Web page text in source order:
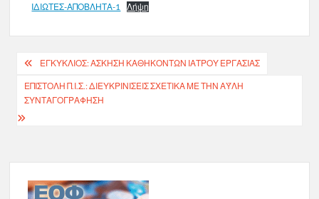
ΙΔΙΩΤΕΣ-ΑΠΟΒΛΗΤΑ-1 Λήψη
Πλοήγηση
άρθρων
ΕΓΚΥΚΛΙΟΣ: ΑΣΚΗΣΗ ΚΑΘΗΚΟΝΤΩΝ ΙΑΤΡΟΥ ΕΡΓΑΣΙΑΣ
ΕΠΙΣΤΟΛΉ Π.Ι.Σ.: ΔΙΕΥΚΡΙΝΊΣΕΙΣ ΣΧΕΤΙΚΆ ΜΕ ΤΗΝ ΆΥΛΗ
ΣΥΝΤΑΓΟΓΡΆΦΗΣΗ